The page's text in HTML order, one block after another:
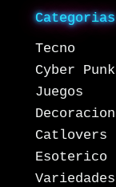
Categorias
Tecno
Cyber Punk
Juegos
Decoracion
Catlovers
Esoterico
Variedades